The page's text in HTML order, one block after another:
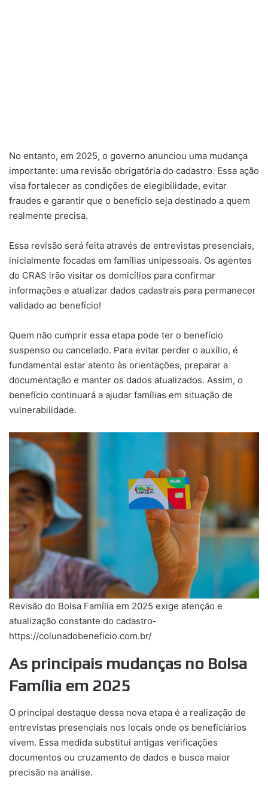
No entanto, em 2025, o governo anunciou uma mudança
importante: uma revisão obrigatória do cadastro. Essa ação
visa fortalecer as condições de elegibilidade, evitar
fraudes e garantir que o benefício seja destinado a quem
realmente precisa.
Essa revisão será feita através de entrevistas presenciais,
inicialmente focadas em famílias unipessoais. Os agentes
do CRAS irão visitar os domicílios para confirmar
informações e atualizar dados cadastrais para permanecer
validado ao benefício!
Quem não cumprir essa etapa pode ter o benefício
suspenso ou cancelado. Para evitar perder o auxílio, é
fundamental estar atento às orientações, preparar a
documentação e manter os dados atualizados. Assim, o
benefício continuará a ajudar famílias em situação de
vulnerabilidade.
Revisão do Bolsa Família em 2025 exige atenção e
atualização constante do cadastro-
https://colunadobeneficio.com.br/
As principais mudanças no Bolsa
Família em 2025
O principal destaque dessa nova etapa é a realização de
entrevistas presenciais nos locais onde os beneficiários
vivem. Essa medida substitui antigas verificações
documentos ou cruzamento de dados e busca maior
precisão na análise.